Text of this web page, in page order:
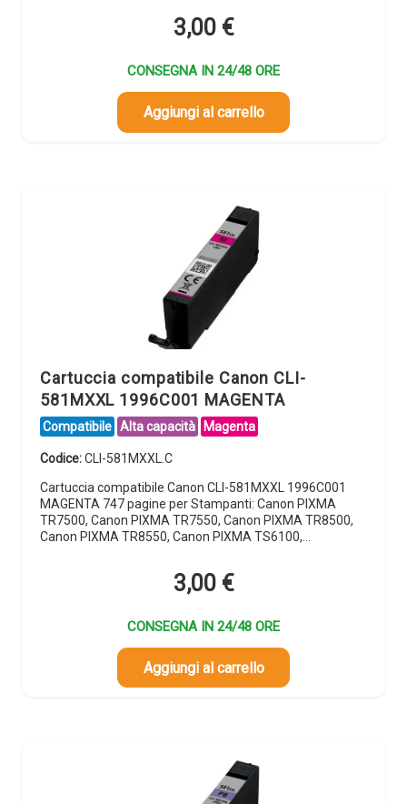
3,00 €
CONSEGNA IN 24/48 ORE
Aggiungi al carrello
Cartuccia compatibile Canon CLI-
581MXXL 1996C001 MAGENTA
Compatibile Alta capacità Magenta
Codice:CLI-581MXXL.C
Cartuccia compatibile Canon CLI-581MXXL 1996C001
MAGENTA 747 pagine per Stampanti: Canon PIXMA
TR7500, Canon PIXMA TR7550, Canon PIXMA TR8500,
Canon PIXMA TR8550, Canon PIXMA TS6100,…
3,00 €
CONSEGNA IN 24/48 ORE
Aggiungi al carrello